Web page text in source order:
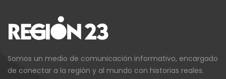
Somos un medio de comunicación informativo, encargado
de conectar a la región y al mundo con historias reales.